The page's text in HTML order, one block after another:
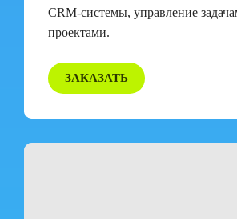
CRM-системы, управление
проектами.
ЗАКАЗАТЬ